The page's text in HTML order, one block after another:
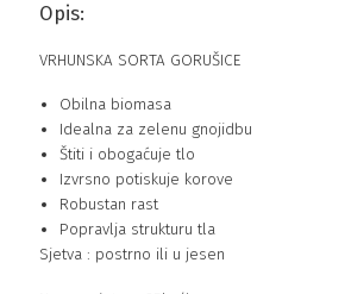
Opis:
VRHUNSKA SORTA GORUŠICE
Obilna biomasa
Idealna za zelenu gnojidbu
Štiti i obogaćuje tlo
Izvrsno potiskuje korove
Robustan rast
Popravlja strukturu tla
Sjetva : postrno ili u jesen